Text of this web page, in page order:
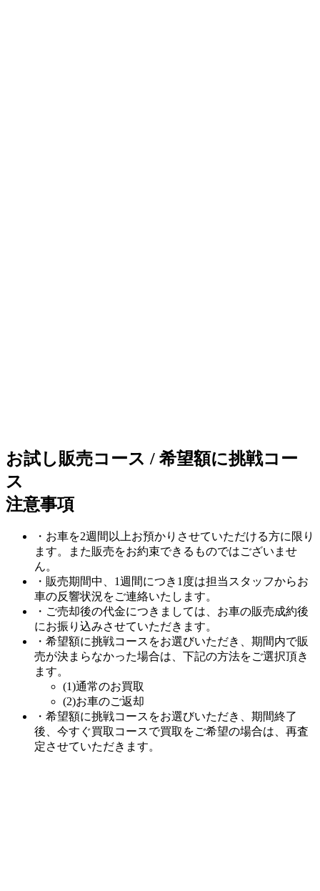
お試し販売コース / 希望額に挑戦コー
ス
注意事項
・お車を2週間以上お預かりさせていただける方に限り
ます。また販売をお約束できるものではございませ
ん。
・販売期間中、1週間につき1度は担当スタッフからお
車の反響状況をご連絡いたします。
・ご売却後の代金につきましては、お車の販売成約後
にお振り込みさせていただきます。
・希望額に挑戦コースをお選びいただき、期間内で販
売が決まらなかった場合は、下記の方法をご選択頂き
ます。
(1)通常のお買取
(2)お車のご返却
・希望額に挑戦コースをお選びいただき、期間終了
後、今すぐ買取コースで買取をご希望の場合は、再査
定させていただきます。